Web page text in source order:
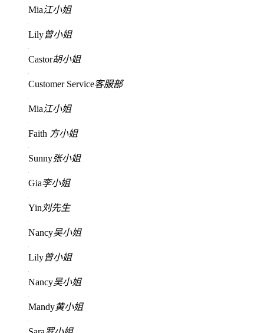
Mia江小姐
Lily曾小姐
Castor胡小姐
Customer Service客服部
Mia江小姐
Faith 方小姐
Sunny张小姐
Gia李小姐
Yin 刘先生
Nancy吴小姐
Lily曾小姐
Nancy吴小姐
Mandy黄小姐